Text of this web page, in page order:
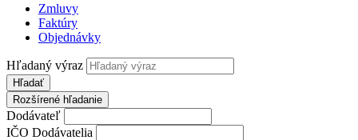
Zmluvy
Faktúry
Objednávky
Hľadaný výraz
Hľadať
Rozšírené hľadanie
Dodávateľ
IČO Dodávatelia